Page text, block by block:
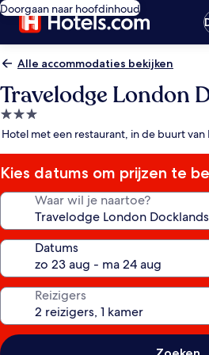
Doorgaan naar hoofdinhoud
Alle accommodaties bekijken
Travelodge London
3.0-
sterrenaccommodatie
Hotel met een restaurant, in de buurt van
Kies datums om prijzen te
Waar wil je naartoe?
Datums
Reizigers